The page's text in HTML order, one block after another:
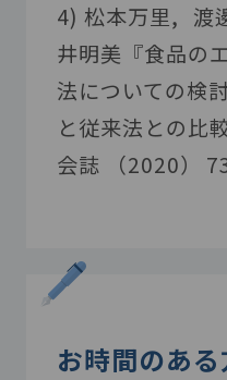
4) 松本万里, 渡
井明美『食品の
法についての検
と従来法との比
会誌 （2020）
お時間のあ